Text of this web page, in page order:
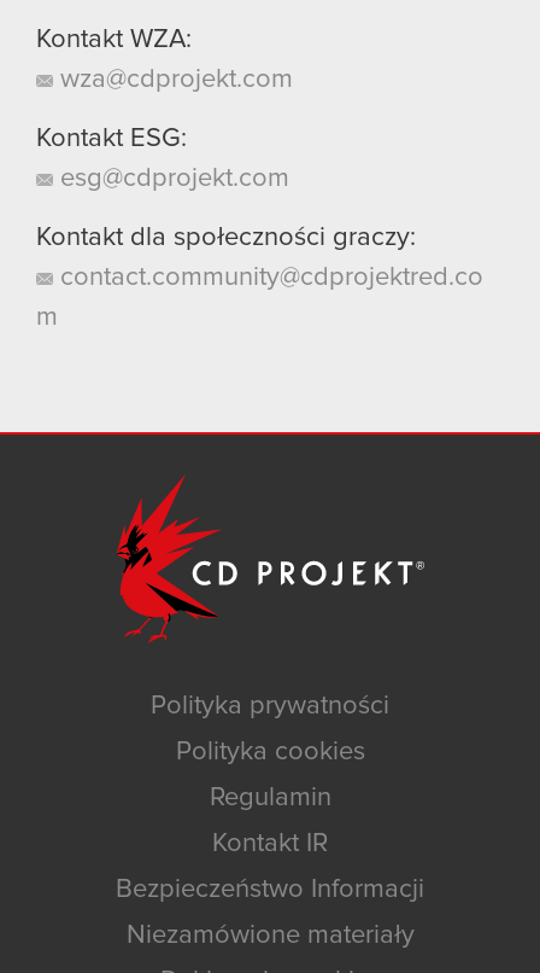
Kontakt WZA:
wza@cdprojekt.com
Kontakt ESG:
esg@cdprojekt.com
Kontakt dla społeczności graczy:
contact.community@cdprojektred.co
m
Polityka prywatności
Polityka cookies
Regulamin
Kontakt IR
Bezpieczeństwo Informacji
Niezamówione materiały